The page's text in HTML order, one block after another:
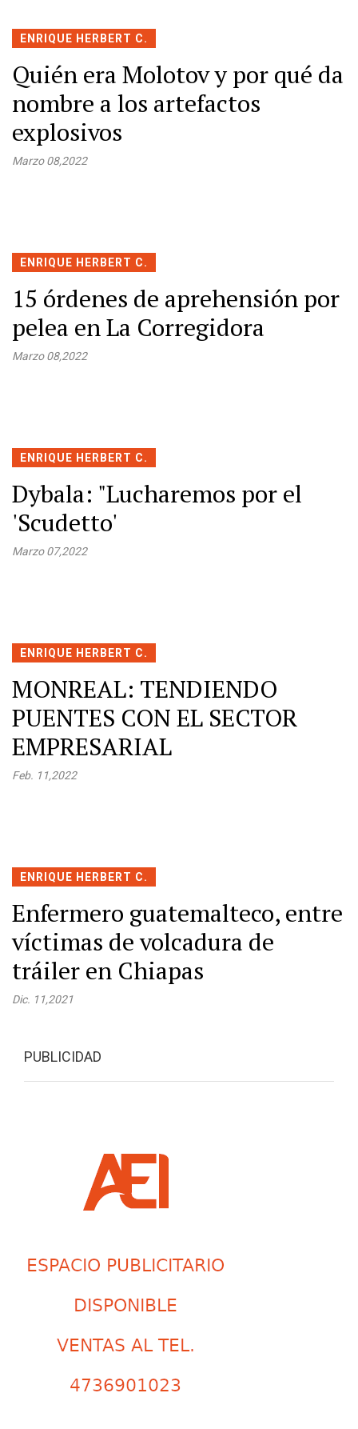
ENRIQUE HERBERT C.
Quién era Molotov y por qué da
nombre a los artefactos
explosivos
Marzo 08,2022
ENRIQUE HERBERT C.
15 órdenes de aprehensión por
pelea en La Corregidora
Marzo 08,2022
ENRIQUE HERBERT C.
Dybala: "Lucharemos por el
'Scudetto'
Marzo 07,2022
ENRIQUE HERBERT C.
MONREAL: TENDIENDO
PUENTES CON EL SECTOR
EMPRESARIAL
Feb. 11,2022
ENRIQUE HERBERT C.
Enfermero guatemalteco, entre
víctimas de volcadura de
tráiler en Chiapas
Dic. 11,2021
PUBLICIDAD